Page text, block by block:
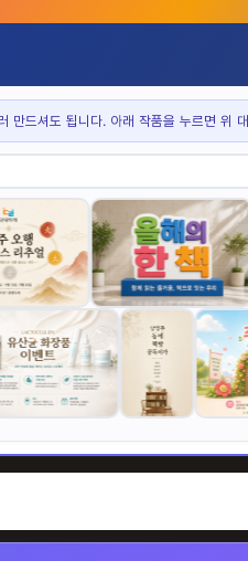
만드셔도 됩니다. 아래 작품을 누르면 위